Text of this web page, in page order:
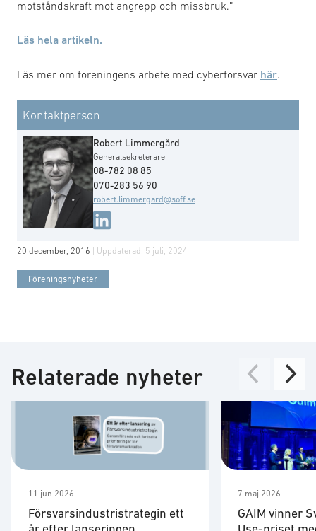
motståndskraft mot angrepp och missbruk.”
Läs hela artikeln.
Läs mer om föreningens arbete med cyberförsvar här.
Kontaktperson
Robert Limmergård
Generalsekreterare
08-782 08 85
070-283 56 90
robert.limmergard@soff.se
20 december, 2016 | Uppdaterad: 5 juli, 2024
Föreningsnyheter
Relaterade nyheter
11 jun 2026
Försvarsindustristrategin ett
7 maj 2026
GAIM vinner